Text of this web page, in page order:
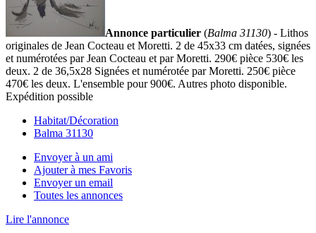
Annonce particulier (Balma 31130) - Lithos
originales de Jean Cocteau et Moretti. 2 de 45x33 cm datées, signées
et numérotées par Jean Cocteau et par Moretti. 290€ pièce 530€ les
deux. 2 de 36,5x28 Signées et numérotée par Moretti. 250€ pièce
470€ les deux. L'ensemble pour 900€. Autres photo disponible.
Expédition possible
Habitat/Décoration
Balma 31130
Envoyer à un ami
Ajouter à mes Favoris
Envoyer un email
Toutes les annonces
Lire l'annonce